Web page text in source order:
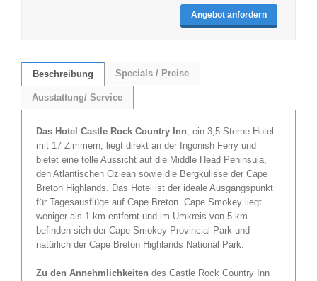
Angebot anfordern
Beschreibung Specials / Preise
Ausstattung/ Service
Das Hotel Castle Rock Country Inn, ein 3,5 Sterne Hotel
mit 17 Zimmern, liegt direkt an der Ingonish Ferry und
bietet eine tolle Aussicht auf die Middle Head Peninsula,
den Atlantischen Oziean sowie die Bergkulisse der Cape
Breton Highlands. Das Hotel ist der ideale Ausgangspunkt
für Tagesausflüge auf Cape Breton. Cape Smokey liegt
weniger als 1 km entfernt und im Umkreis von 5 km
befinden sich der Cape Smokey Provincial Park und
natürlich der Cape Breton Highlands National Park.
Zu den Annehmlichkeiten des Castle Rock Country Inn